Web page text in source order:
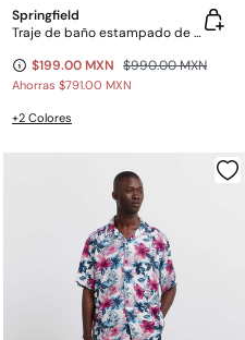
Springfield
Traje de baño estampado de estrellas
$199.00 MXN $990.00 MXN
Ahorras $791.00 MXN
+2 Colores